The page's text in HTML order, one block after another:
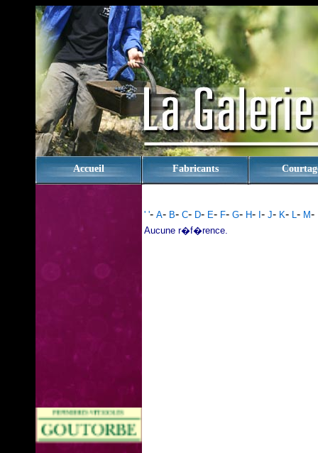
Accueil Fabricants
' '- A- B- C- D- E- F- G- H- - J- K- L- M-
Aucune r�f�rence.